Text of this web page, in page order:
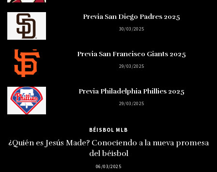
Previa San Diego Padres 2025
30/03/2025
Previa San Francisco Giants 2025
29/03/2025
Previa Philadelphia Phillies 2025
29/03/2025
BÉISBOL MLB
¿Quién es Jesús Made? Conociendo a la nueva promesa
del béisbol
06/03/2025